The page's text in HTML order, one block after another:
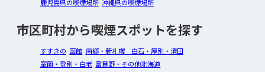
鹿児島県の喫煙場所 沖縄県の喫煙場所
市区町村から喫煙スポットを探す
すすきの 函館 南郷・新札幌 白石・厚別・清田
室蘭・登別・白老 富良野・その他北海道